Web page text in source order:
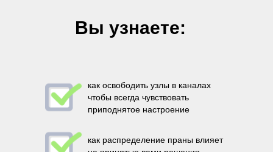
Вы узнаете:
как распределение праны влияет
как освободить узлы в каналах
чтобы всегда чувствовать
приподнятое настроение